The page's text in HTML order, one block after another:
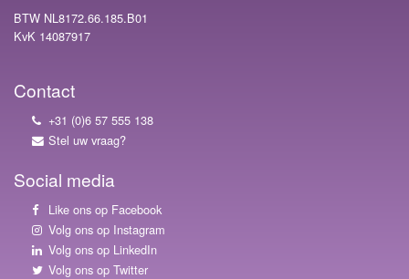
BTW NL8172.66.185.B01
KvK 14087917
Contact
+31 (0)6 57 555 138
Stel uw vraag?
Social media
Like ons op Facebook
Volg ons op Instagram
Volg ons op LinkedIn
Volg ons op Twitter